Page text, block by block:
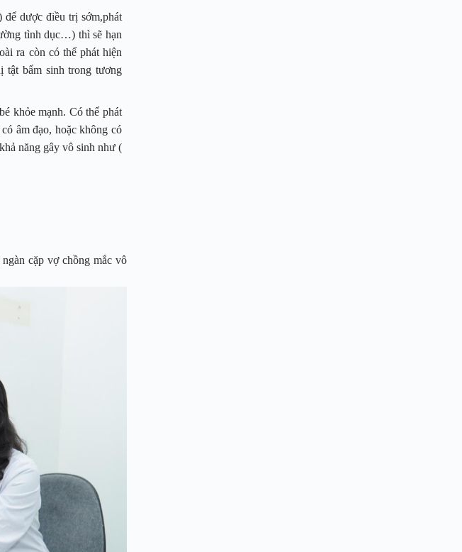
dược điều trị sớm,phát
tình dục…) thì sẽ hạn
ra còn có thể phát hiện
tật bẩm sinh trong tương
khỏe mạnh. Có thể phát
âm đạo, hoặc không có
năng gây vô sinh như (
cặp vợ chồng mắc vô